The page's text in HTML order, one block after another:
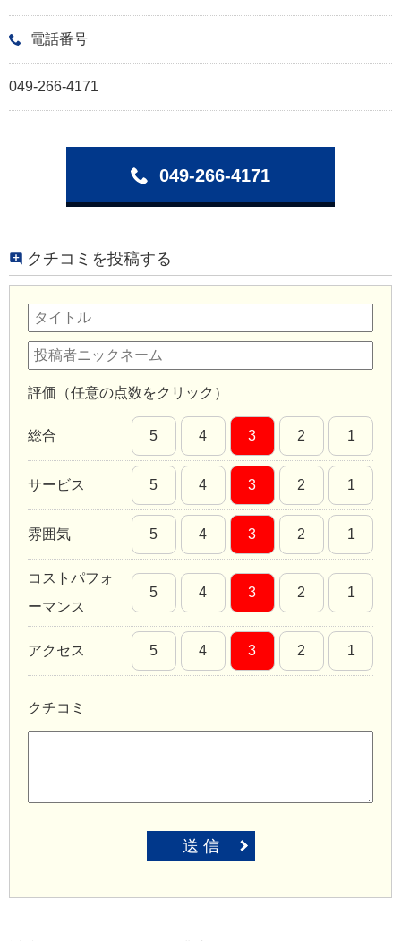
電話番号
049-266-4171
049-266-4171
クチコミを投稿する
評価（任意の点数をクリック）
総合 5 4 3 2 1
サービス 5 4 3 2 1
雰囲気 5 4 3 2 1
コストパフォ
ーマンス
5 4 3 2 1
アクセス 5 4 3 2 1
クチコミ
送 信